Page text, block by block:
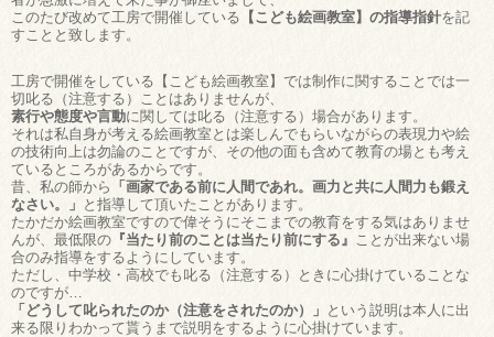
このたび改めて工房で開催している 【こども絵画教室】の指導指針を記
すことと致します。
工房で開催をしている【こども絵画教室】では制作に関することでは一
切叱る（注意する）ことはありませんが、
素行や態度や言動に関しては叱る（注意する）場合があります。
それは私自身が考える絵画教室とは楽しんでもらいながらの表現力や絵
の技術向上は勿論のことですが、その他の面も含めて教育の場とも考え
ているところがあるからです。
昔、私の師から 「画家である前に人間であれ。画力と共に人間力も鍛え
なさい。」 と指導して頂いたことがあります。
たかだか絵画教室ですので偉そうにそこまでの教育をする気はありませ
んが、最低限の 『当たり前のことは当たり前にする』
ことが出来ない場
合のみ指導をするようにしています。
ただし、中学校・高校でも叱る（注意する）ときに心掛けていることな
のですが…
「どうして叱られたのか（注意をされたのか）」 という説明は本人に出
来る限りわかって貰うまで説明をするように心掛けています。